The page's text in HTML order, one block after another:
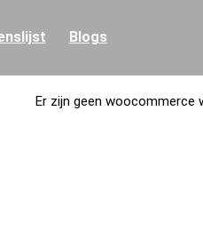
Blogs
Er zijn geen woocommerce